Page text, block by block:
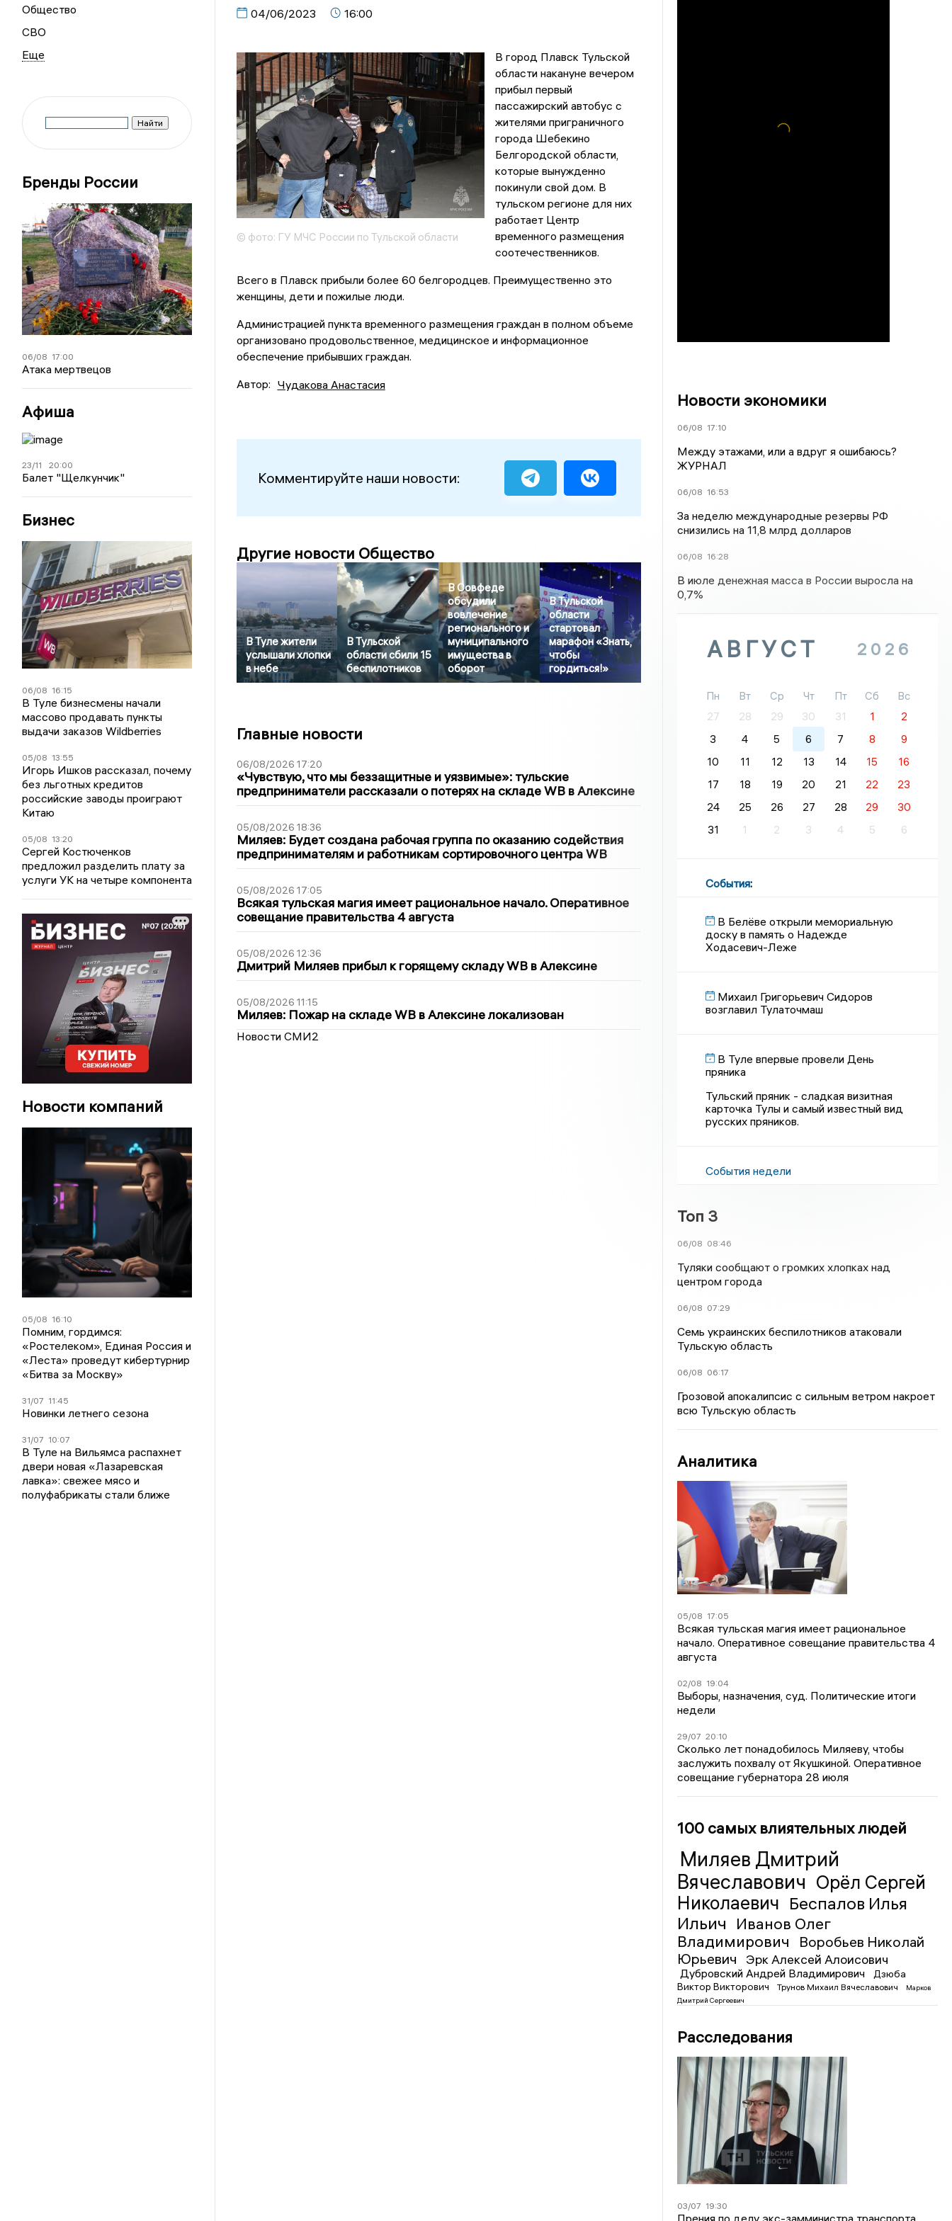
Общество
СВО
Бренды России
06/08 17:00
Атака мертвецов
Афиша
23/11 20:00
Балет "Щелкунчик"
Бизнес
06/08 16:15
В Туле бизнесмены начали
массово продавать пункты
выдачи заказов Wildberries
05/08 13:55
Игорь Ишков рассказал, почему
без льготных кредитов
российские заводы проиграют
Китаю
05/08 13:20
Сергей Костюченков
предложил разделить плату за
услуги УК на четыре компонента
Новости компаний
05/08 16:10
Помним, гордимся:
«Ростелеком», Единая Россия и
«Леста» проведут кибертурнир
«Битва за Москву»
31/07 11:45
Новинки летнего сезона
31/07 10:07
В Туле на Вильямса распахнет
двери новая «Лазаревская
лавка»: свежее мясо и
полуфабрикаты стали ближе
04/06/2023 16:00
© фото: ГУ МЧС России по Тульской области
В город Плавск Тульской
области накануне вечером
прибыл первый
пассажирский автобус с
жителями приграничного
города Шебекино
Белгородской области,
которые вынужденно
покинули свой дом. В
тульском регионе для них
работает Центр
временного размещения
соотечественников.
Всего в Плавск прибыли более 60 белгородцев. Преимущественно это
женщины, дети и пожилые люди.
Администрацией пункта временного размещения граждан в полном объеме
организовано продовольственное, медицинское и информационное
обеспечение прибывших граждан.
Автор: Чудакова Анастасия
Комментируйте наши новости:
Другие новости Общество
В Туле жители
услышали хлопки
в небе
В Тульской
области сбили 15
беспилотников
В Совфеде
обсудили
вовлечение
регионального и
муниципального
имущества в
оборот
В Тульской
области
стартовал
марафон «Знать,
чтобы
гордиться!»
Главные новости
06/08/2026 17:20
«Чувствую, что мы беззащитные и уязвимые»: тульские
предприниматели рассказали о потерях на складе WB в Алексине
05/08/2026 18:36
Миляев: Будет создана рабочая группа по оказанию содействия
предпринимателям и работникам сортировочного центра WB
05/08/2026 17:05
Всякая тульская магия имеет рациональное начало. Оперативное
совещание правительства 4 августа
05/08/2026 12:36
Дмитрий Миляев прибыл к горящему складу WB в Алексине
05/08/2026 11:15
Миляев: Пожар на складе WB в Алексине локализован
Новости СМИ2
Новости экономики
06/08 17:10
Между этажами, или а вдруг я ошибаюсь?
ЖУРНАЛ
06/08 16:53
За неделю международные резервы РФ
снизились на 11,8 млрд долларов
06/08 16:28
В июле денежная масса в России выросла на
0,7%
АВГУСТ 2026
Пн Вт Ср Чт Пт Сб
Вс
27
28 29 30 31 1
2
3
4 5 6 7 8
9
10
11 12 13 14 15
16
17
18 19 20 21 22
23
24
25 26 27 28 29
30
31
1 2 3 4 5 6
События:
В Белёве открыли мемориальную
доску в память о Надежде
Ходасевич-Леже
Михаил Григорьевич Сидоров
возглавил Тулаточмаш
В Туле впервые провели День
пряника
Тульский пряник - сладкая визитная
карточка Тулы и самый известный вид
русских пряников.
События недели
Топ 3
06/08 08:46
Туляки сообщают о громких хлопках над
центром города
06/08 07:29
Семь украинских беспилотников атаковали
Тульскую область
06/08 06:17
Грозовой апокалипсис с сильным ветром накроет
всю Тульскую область
Аналитика
05/08 17:05
Всякая тульская магия имеет рациональное
начало. Оперативное совещание правительства 4
августа
02/08 19:04
Выборы, назначения, суд. Политические итоги
недели
29/07 20:10
Сколько лет понадобилось Миляеву, чтобы
заслужить похвалу от Якушкиной. Оперативное
совещание губернатора 28 июля
100 самых влиятельных людей
Миляев Дмитрий
Вячеславович Орёл Сергей
Николаевич Беспалов Илья
Ильич
Иванов Олег
Владимирович
Воробьев Николай
Юрьевич
Эрк Алексей Алоисович
Дубровский Андрей Владимирович
Дзюба
Виктор Викторович
Трунов Михаил Вячеславович
Марков
Дмитрий Сергеевич
Расследования
03/07 19:30
Прения по делу экс-замминистра транспорта